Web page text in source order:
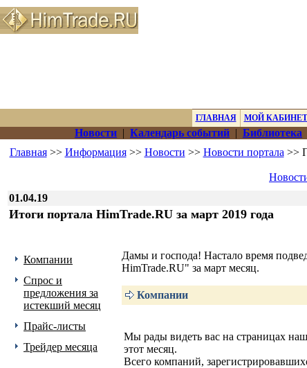
ГЛАВНАЯ МОЙ КАБИНЕТ
Новости | Календарь событий | Библиотека
Главная>> Информация>> Новости >> Новости портала >>
01.04.19
Итоги портала HimTrade.RU за март 2019 года
Компании
Спрос и
предложения за
истекший месяц
Прайс-листы
Трейдер месяца
Дамы и господа! Настало время
HimTrade.RU" за март месяц.
Компании
Мы рады видеть вас на страницах
этот месяц.
Всего компаний,